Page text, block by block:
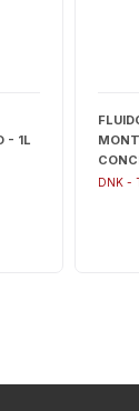
- 1L
DNK -